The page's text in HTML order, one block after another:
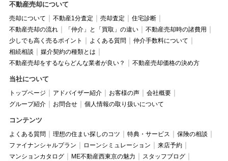
不動産売却について
売却について 不動産1分査定 売却査定
住宅診断
不動産売却の流れ
「仲介」と「買取」の違い
不動産売却時の諸費用
少しでも高く売るポイント
よくある質問
仲介手数料について
相続相談
媒介契約の種類とは
不動産売却をするならどんな業者が良い？
不動産売却価格の決め方
当社について
トップページ アドバイザー紹介 お客様の声
会社概要
グループ紹介
お問合せ 個人情報の取り扱いについて
コンテンツ
よくある質問 理想の住まい探しのコツ 特典・サービス
保険の相談
ファイナンシャルプラン
ローンシミュレーション
来店予約
マンションカタログ
ME不動産西東京の魅力
スタッフブログ